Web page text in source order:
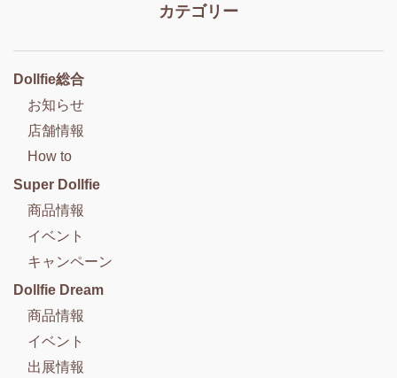
カテゴリー
Dollfie総合
お知らせ
店舗情報
How to
Super Dollfie
商品情報
イベント
キャンペーン
Dollfie Dream
商品情報
イベント
出展情報